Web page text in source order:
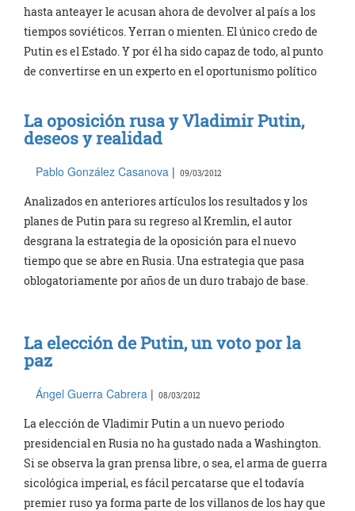
hasta anteayer le acusan ahora de devolver al país a los
tiempos soviéticos. Yerran o mienten. El único credo de
Putin es el Estado. Y por él ha sido capaz de todo, al punto
de convertirse en un experto en el oportunismo político
La oposición rusa y Vladimir Putin,
deseos y realidad
Pablo González Casanova | 09/03/2012
Analizados en anteriores artículos los resultados y los
planes de Putin para su regreso al Kremlin, el autor
desgrana la estrategia de la oposición para el nuevo
tiempo que se abre en Rusia. Una estrategia que pasa
oblogatoriamente por años de un duro trabajo de base.
La elección de Putin, un voto por la
paz
Ángel Guerra Cabrera | 08/03/2012
La elección de Vladimir Putin a un nuevo periodo
presidencial en Rusia no ha gustado nada a Washington.
Si se observa la gran prensa libre, o sea, el arma de guerra
sicológica imperial, es fácil percatarse que el todavía
premier ruso ya forma parte de los villanos de los hay que